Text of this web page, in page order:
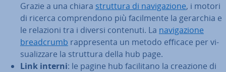
Grazie a una chiara struttura di na­vi­ga­zio­ne, i motori
di ricerca com­pren­do­no più fa­cil­men­te la gerarchia e
le relazioni tra i diversi contenuti. La na­vi­ga­zio­ne
brea­d­crumb rap­pre­sen­ta un metodo efficace per vi­
sua­liz­za­re la struttura della hub page.
Link interni: le pagine hub fa­ci­li­ta­no la creazione di